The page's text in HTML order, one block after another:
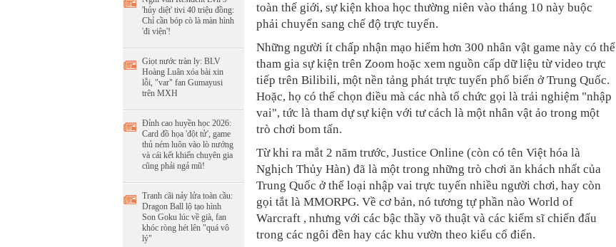
'hủy diệt' tivi 40 triệu đồng:
Chỉ cần bóp cò là màn hình
'đi viện'!
Giọt nước tràn ly: BLV
Hoàng Luân xóa bài xin
lỗi, "var" fan Gumayusi
trên MXH
Đỉnh cao huyền học 2026:
Card đồ họa 'đột tử', game
thủ ném luôn vào lò nướng
và cái kết khiến chuyên gia
cũng phải ngả mũ!
Tranh cãi nảy lửa toàn cầu:
Dragon Ball lộ tạo hình
Son Goku lúc về già, fan
khóc ròng hét lên "quá vô
lý"
toàn thế giới, sự kiện khoa học thường niên vào tháng 10 này buộc
phải chuyển sang chế độ trực tuyến.
Những người ít chấp nhận mạo hiểm hơn 300 nhân vật game này có thể
tham gia sự kiện trên Zoom hoặc xem nguồn cấp dữ liệu từ video trực
tiếp trên Bilibili, một nền tảng phát trực tuyến phổ biến ở Trung Quốc.
Hoặc, họ có thể chọn điều mà các nhà tổ chức gọi là trải nghiệm "nhập
vai", tức là tham dự sự kiện với tư cách là một nhân vật ảo trong một
trò chơi bom tấn.
Từ khi ra mắt 2 năm trước, Justice Online (còn có tên Việt hóa là
Nghịch Thủy Hàn) đã là một trong những trò chơi ăn khách nhất của
Trung Quốc ở thể loại nhập vai trực tuyến nhiều người chơi, hay còn
gọi tắt là MMORPG. Về cơ bản, nó tương tự phần nào World of
Warcraft , nhưng với các bậc thầy võ thuật và các kiếm sĩ chiến đấu
trong các ngôi đền hay các khu vườn theo kiểu cổ điển.